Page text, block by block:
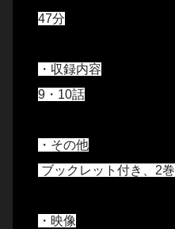
47分
・収録内容
9・10話
・その他
ブックレット付き、2
・映像